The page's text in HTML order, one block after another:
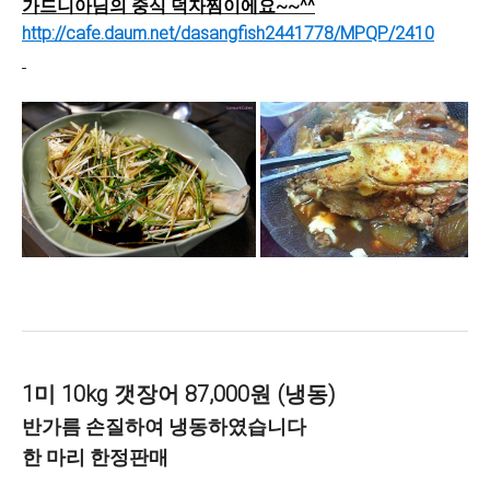
가드니아님의 중식 덕자찜이에요~~^^
http://cafe.daum.net/dasangfish2441778/MPQP/2410
1미 10kg 갯장어 87,000원 (냉동)
반가름 손질하여 냉동하였습니다
한 마리 한정판매